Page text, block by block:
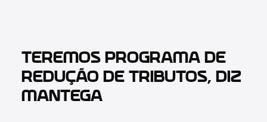
TEREMOS PROGRAMA DE
REDUÇÃO DE TRIBUTOS, DIZ
MANTEGA